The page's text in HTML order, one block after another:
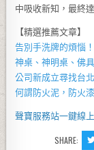
中吸收新知，最終
【精選推薦文章】
告別手洗牌的煩惱
神桌、神明桌 、佛具
公司新成立尋找台
何謂 防火泥 ， 防火
聲寶服務站一鍵線
SHARE: